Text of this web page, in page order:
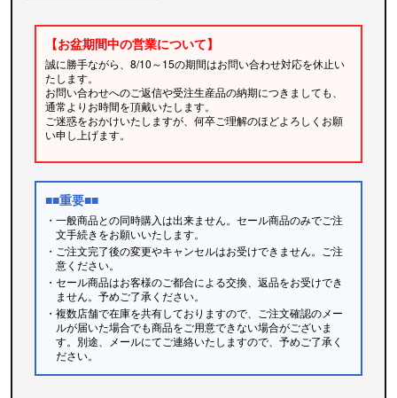
【お盆期間中の営業について】
誠に勝手ながら、8/10～15の期間はお問い合わせ対応を休止い
たします。
お問い合わせへのご返信や受注生産品の納期につきましても、
通常よりお時間を頂戴いたします。
ご迷惑をおかけいたしますが、何卒ご理解のほどよろしくお願
い申し上げます。
■■重要■■
・一般商品との同時購入は出来ません。セール商品のみでご注
文手続きをお願いいたします。
・ご注文完了後の変更やキャンセルはお受けできません。ご注
意ください。
・セール商品はお客様のご都合による交換、返品をお受けでき
ません。予めご了承ください。
・複数店舗で在庫を共有しておりますので、ご注文確認のメー
ルが届いた場合でも商品をご用意できない場合がございま
す。別途、メールにてご連絡いたしますので、予めご了承く
ださい。